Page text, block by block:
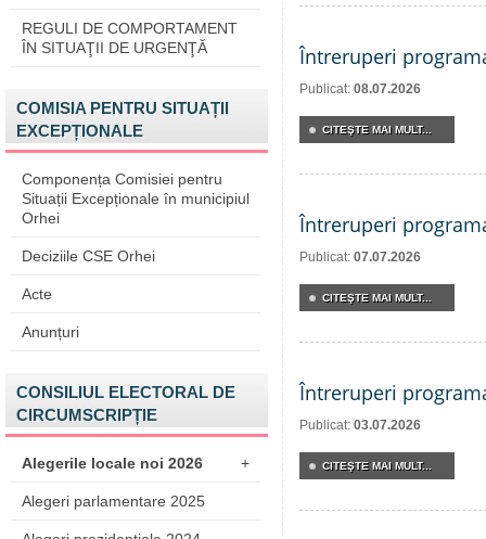
REGULI DE COMPORTAMENT
ÎN SITUAŢII DE URGENŢĂ
COMISIA PENTRU SITUAȚII
EXCEPȚIONALE
Componența Comisiei pentru
Situații Excepționale în municipiul
Orhei
Deciziile CSE Orhei
Acte
Anunțuri
CONSILIUL ELECTORAL DE
CIRCUMSCRIPȚIE
Alegerile locale noi 2026 +
Alegeri parlamentare 2025
Întreruperi
Publicat: 08.07.2026
CITEŞTE MAI MULT...
Întreruperi
Publicat: 07.07.2026
CITEŞTE MAI MULT...
Întreruperi
Publicat: 03.07.2026
CITEŞTE MAI MULT...